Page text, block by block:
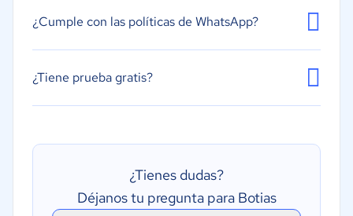
¿Cumple con las políticas de WhatsApp?
¿Tiene prueba gratis?
¿Tienes dudas?
Déjanos tu pregunta para Botias